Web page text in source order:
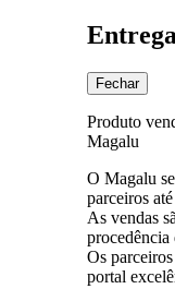
Fechar
Produto
Magalu
O Magalu
parceiros
As vendas
procedência
Os
portal